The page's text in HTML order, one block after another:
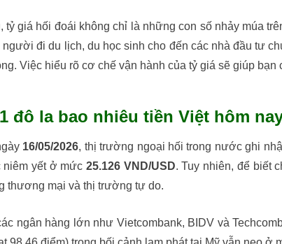
tỷ giá hối đoái không chỉ là những con số nhảy múa
đi du lịch, du học sinh cho đến các nhà đầu tư
Việc hiểu rõ cơ chế vận hành của tỷ giá sẽ giúp
đô la bao nhiêu tiền Việt hôm
16/05/2026, thị trường ngoại hối trong nước ghi
niêm yết ở mức25.126 VND/USD. Tuy nhiên, để biết
thương mại và thị trường tự do.
ngân hàng lớn như Vietcombank, BIDV và